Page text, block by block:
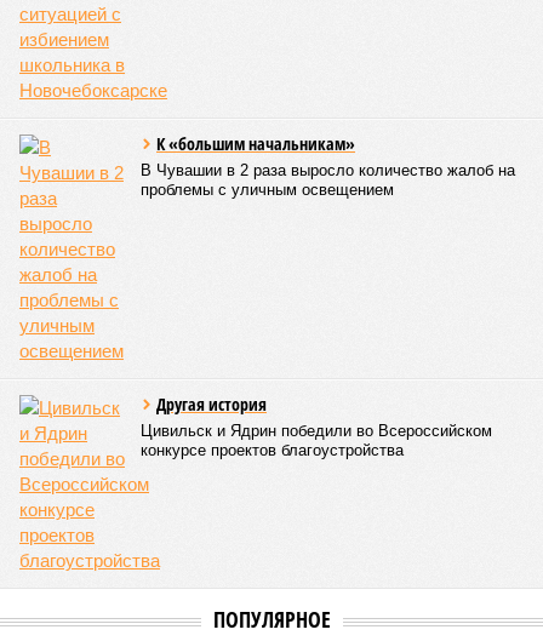
необходимость постоянного контроля за поставщиками
продуктов и организаторами питания, за своевременным
исполнением ранее выданных предписаний по устранению
нарушений, а также за соблюдением сроков прохождения
персоналом.
Александра Иванова
Опубликовано:
КОММЕНТАРИИ
Версия //Общество //В регионе учреждены удостоверения мастеров
спорта по борьбе керешу
В регионе учреждены удостоверения мастеров спорта по
борьбе керешу
Заткнуть за пояс